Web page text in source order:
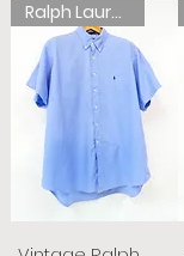
Ralph Lauren